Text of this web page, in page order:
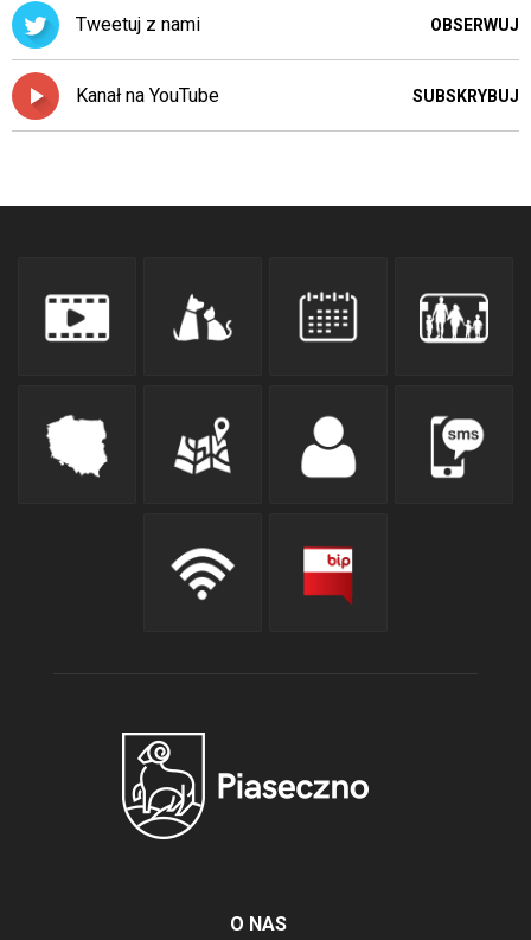
Tweetuj z nami OBSERWUJ
Kanał na YouTube SUBSKRYBUJ
O NAS